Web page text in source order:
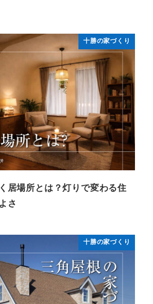
十勝の家づくり
居場所とは？灯りで変わる住
さ
十勝の家づくり